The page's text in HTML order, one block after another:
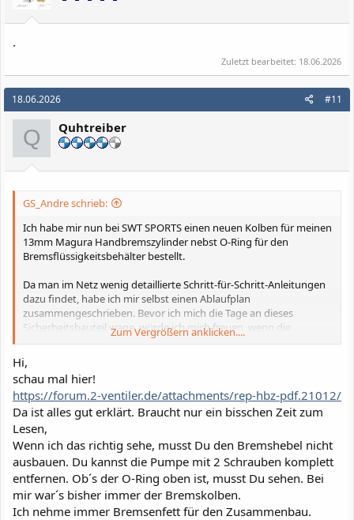
.
Zuletzt bearbeitet: 18.06.2026
18.06.2026 #11
Q Quhtreiber
GS_Andre schrieb:
Ich habe mir nun bei SWT SPORTS einen neuen Kolben für meinen
13mm Magura Handbremszylinder nebst O-Ring für den
Bremsflüssigkeitsbehälter bestellt.
Da man im Netz wenig detaillierte Schritt-für-Schritt-Anleitungen
dazu findet, habe ich mir selbst einen Ablaufplan
zusammengeschrieben. Bevor ich mich die Tage an dieses
Sicherheitsbauteil wage, würde ich mich freuen, wenn die
erfahrenen Schrauber unter euch mal kurz drüberschauen
könnten.
Stimmt das so vom Ablauf? Habe ich einen Denkfehler drin oder
gibt es noch den ultimativen Werkstatt-Trick, den ich beachten
sollte?
Hier ist mein Entwurf:
Mein Ablaufplan: Kolbentausch Magura
13mm (2-Ventiler GS)
1. Vorbereitung & Demontage
Zum Vergrößern anklicken....
Hi,
schau mal hier!
https://forum.2-ventiler.de/attachments/rep-hbz-pdf.21012/
Da ist alles gut erklärt. Braucht nur ein bisschen Zeit zum
Lesen,
Wenn ich das richtig sehe, musst Du den Bremshebel nicht
ausbauen. Du kannst die Pumpe mit 2 Schrauben komplett
entfernen. Ob´s der O-Ring oben ist, musst Du sehen. Bei
mir war´s bisher immer der Bremskolben.
Ich nehme immer Bremsenfett für den Zusammenbau.